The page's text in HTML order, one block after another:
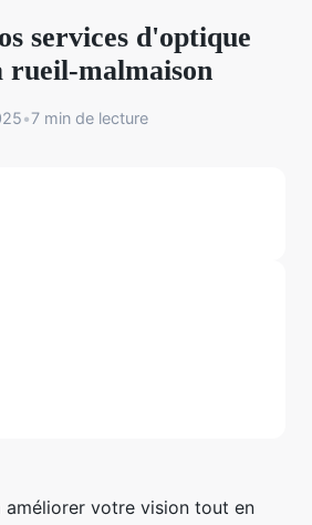
services d'optique
rueil-malmaison
•7 min de lecture
améliorer votre vision tout en